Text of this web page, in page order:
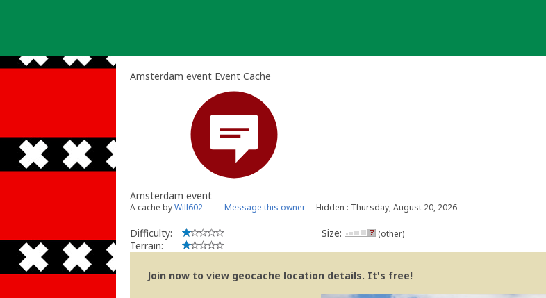
Amsterdam event Event Cache
Amsterdam event
A cache byWill602 Message this owner Hidden : Thursday, August 20, 2026
Difficulty:
Terrain:
Size: (other)
Join now to view geocache location details. It's free!